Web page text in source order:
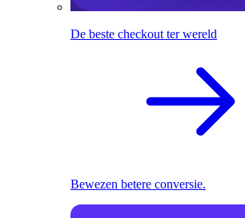
De beste checkout ter wereld
Bewezen betere conversie.